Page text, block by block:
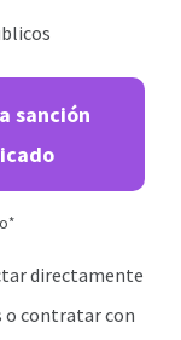
sanción
directamente
o contratar con